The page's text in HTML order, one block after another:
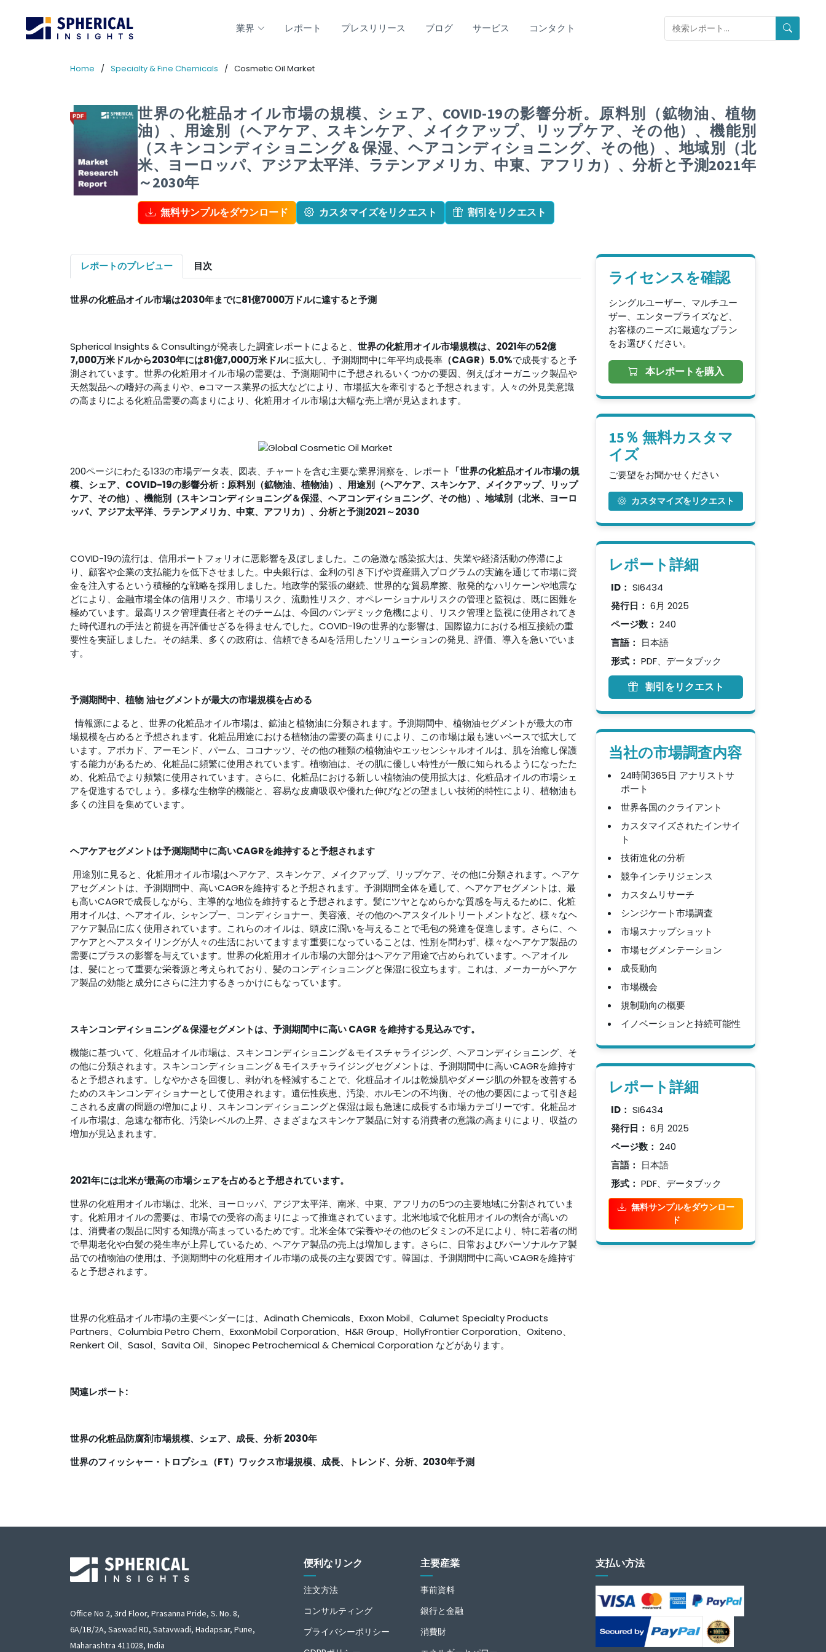
業界 レポート プレスリリース ブログ サービス コンタクト
Home Specialty & Fine Chemicals Cosmetic Oil Market
世界の化粧品オイル市場の規模、シェア、COVID-19の影響分析。原料別（鉱物油、植物
油）、用途別（ヘアケア、スキンケア、メイクアップ、リップケア、その他）、機能別
（スキンコンディショニング＆保湿、ヘアコンディショニング、その他）、地域別（北
米、ヨーロッパ、アジア太平洋、ラテンアメリカ、中東、アフリカ）、分析と予測2021年
～2030年
無料サンプルをダウンロード カスタマイズをリクエスト 割引をリクエスト
レポートのプレビュー 目次
世界の化粧品オイル市場は2030年までに81億7000万ドルに達すると予測
Spherical Insights & Consultingが発表した調査レポートによると、 世界の化粧用オイル市場規模は、2021年の52億
7,000万米ドルから2030年には81億7,000万米ドルに拡大し、予測期間中に年平均成長率 （CAGR）5.0%で成長すると予
測されています。世界の化粧用オイル市場の需要は、予測期間中に予想されるいくつかの要因、例えばオーガニック製品や
天然製品への嗜好の高まりや、eコマース業界の拡大などにより、市場拡大を牽引すると予想されます。人々の外見美意識
の高まりによる化粧品需要の高まりにより、化粧用オイル市場は大幅な売上増が見込まれます。
200ページにわたる133の市場データ表、図表、チャートを含む主要な業界洞察を、レポート 「世界の化粧品オイル市場の規
模、シェア、COVID-19の影響分析：原料別（鉱物油、植物油）、用途別（ヘアケア、スキンケア、メイクアップ、リップ
ケア、その他）、機能別（スキンコンディショニング＆保湿、ヘアコンディショニング、その他）、地域別（北米、ヨーロ
ッパ、アジア太平洋、ラテンアメリカ、中東、アフリカ）、分析と予測2021～2030
COVID-19の流行は、信用ポートフォリオに悪影響を及ぼしました。この急激な感染拡大は、失業や経済活動の停滞によ
り、顧客や企業の支払能力を低下させました。中央銀行は、金利の引き下げや資産購入プログラムの実施を通じて市場に資
金を注入するという積極的な戦略を採用しました。地政学的緊張の継続、世界的な貿易摩擦、散発的なハリケーンや地震な
どにより、金融市場全体の信用リスク、市場リスク、流動性リスク、オペレーショナルリスクの管理と監視は、既に困難を
極めています。最高リスク管理責任者とそのチームは、今回のパンデミック危機により、リスク管理と監視に使用されてき
た時代遅れの手法と前提を再評価せざるを得ませんでした。COVID-19の世界的な影響は、国際協力における相互接続の重
要性を実証しました。その結果、多くの政府は、信頼できるAIを活用したソリューションの発見、評価、導入を急いでいま
す。
予測期間中、植物油セグメントが最大の市場規模を占める
情報源によると、世界の化粧品オイル市場は、鉱油と植物油に分類されます。予測期間中、植物油セグメントが最大の市
場規模を占めると予想されます。化粧品用途における植物油の需要の高まりにより、この市場は最も速いペースで拡大して
います。アボカド、アーモンド、パーム、ココナッツ、その他の種類の植物油やエッセンシャルオイルは、肌を治癒し保護
する能力があるため、化粧品に頻繁に使用されています。植物油は、その肌に優しい特性が一般に知られるようになったた
め、化粧品でより頻繁に使用されています。さらに、化粧品における新しい植物油の使用拡大は、化粧品オイルの市場シェ
アを促進するでしょう。多様な生物学的機能と、容易な皮膚吸収や優れた伸びなどの望ましい技術的特性により、植物油も
多くの注目を集めています。
ヘアケアセグメントは予測期間中に高いCAGRを維持すると予想されます
用途別に見ると、化粧用オイル市場はヘアケア、スキンケア、メイクアップ、リップケア、その他に分類されます。ヘアケ
アセグメントは、予測期間中、高いCAGRを維持すると予想されます。予測期間全体を通して、ヘアケアセグメントは、最
も高いCAGRで成長しながら、主導的な地位を維持すると予想されます。髪にツヤとなめらかな質感を与えるために、化粧
用オイルは、ヘアオイル、シャンプー、コンディショナー、美容液、その他のヘアスタイルトリートメントなど、様々なヘ
アケア製品に広く使用されています。これらのオイルは、頭皮に潤いを与えることで毛包の発達を促進します。さらに、ヘ
アケアとヘアスタイリングが人々の生活においてますます重要になっていることは、性別を問わず、様々なヘアケア製品の
需要にプラスの影響を与えています。世界の化粧用オイル市場の大部分はヘアケア用途で占められています。ヘアオイル
は、髪にとって重要な栄養源と考えられており、髪のコンディショニングと保湿に役立ちます。これは、メーカーがヘアケ
ア製品の効能と成分にさらに注力するきっかけにもなっています。
スキンコンディショニング＆保湿セグメントは、予測期間中に高い CAGR を維持する見込みです。
機能に基づいて、化粧品オイル市場は、スキンコンディショニング＆モイスチャライジング、ヘアコンディショニング、そ
の他に分類されます。スキンコンディショニング＆モイスチャライジングセグメントは、予測期間中に高いCAGRを維持す
ると予想されます。しなやかさを回復し、剥がれを軽減することで、化粧品オイルは乾燥肌やダメージ肌の外観を改善する
ためのスキンコンディショナーとして使用されます。遺伝性疾患、汚染、ホルモンの不均衡、その他の要因によって引き起
こされる皮膚の問題の増加により、スキンコンディショニングと保湿は最も急速に成長する市場カテゴリーです。化粧品オ
イル市場は、急速な都市化、汚染レベルの上昇、さまざまなスキンケア製品に対する消費者の意識の高まりにより、収益の
増加が見込まれます。
2021年には北米が最高の市場シェアを占めると予想されています。
世界の化粧用オイル市場は、北米、ヨーロッパ、アジア太平洋、南米、中東、アフリカの5つの主要地域に分割されていま
す。化粧用オイルの需要は、市場での受容の高まりによって推進されています。北米地域で化粧用オイルの割合が高いの
は、消費者の製品に関する知識が高まっているためです。北米全体で栄養やその他のビタミンの不足により、特に若者の間
で早期老化や白髪の発生率が上昇しているため、ヘアケア製品の売上は増加します。さらに、日常およびパーソナルケア製
品での植物油の使用は、予測期間中の化粧用オイル市場の成長の主な要因です。韓国は、予測期間中に高いCAGRを維持す
ると予想されます。
世界の化粧品オイル市場の主要ベンダーには、Adinath Chemicals、Exxon Mobil、Calumet Specialty Products
Partners、Columbia Petro Chem、ExxonMobil Corporation、H&R Group、HollyFrontier Corporation、Oxiteno、
Renkert Oil、Sasol、Savita Oil、Sinopec Petrochemical & Chemical Corporation などがあります。
関連レポート:
世界の化粧品防腐剤市場規模、シェア、成長、分析 2030年
世界のフィッシャー・トロプシュ（FT）ワックス市場規模、成長、トレンド、分析、2030年予測
ライセンスを確認
シングルユーザー、マルチユー
ザー、エンタープライズなど、
お客様のニーズに最適なプラン
をお選びください。
本レポートを購入
15％ 無料カスタマ
イズ
ご要望をお聞かせください
カスタマイズをリクエスト
レポート詳細
ID： SI6434
発行日： 6月 2025
ページ数： 240
言語： 日本語
形式： PDF、データブック
割引をリクエスト
当社の市場調査内容
24時間365日 アナリストサ
ポート
世界各国のクライアント
カスタマイズされたインサイ
ト
技術進化の分析
競争インテリジェンス
カスタムリサーチ
シンジケート市場調査
市場スナップショット
市場セグメンテーション
成長動向
市場機会
規制動向の概要
イノベーションと持続可能性
レポート詳細
ID： SI6434
発行日： 6月 2025
ページ数： 240
言語： 日本語
形式： PDF、データブック
無料サンプルをダウンロー
ド
Office No 2, 3rd Floor, Prasanna Pride, S. No. 8,
6A/1B/2A, Saswad RD, Satavwadi, Hadapsar, Pune,
Maharashtra 411028, India
便利なリンク
注文方法
コンサルティング
プライバシーポリシー
主要産業
事前資料
銀行と金融
消費財
支払い方法